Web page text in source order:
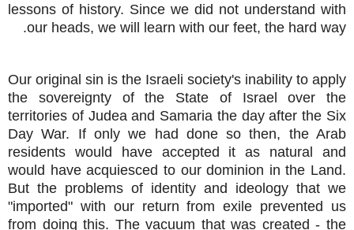
lessons of history. Since we did not understand with
our heads, we will learn with our feet, the hard way.
Our original sin is the Israeli society's inability to apply
the sovereignty of the State of Israel over the
territories of Judea and Samaria the day after the Six
Day War. If only we had done so then, the Arab
residents would have accepted it as natural and
would have acquiesced to our dominion in the Land.
But the problems of identity and ideology that we
"imported" with our return from exile prevented us
from doing this. The vacuum that was created - the